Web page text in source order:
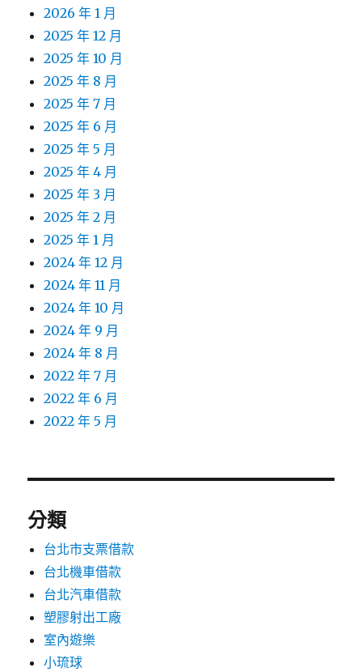
2026 年 1 月
2025 年 12 月
2025 年 10 月
2025 年 8 月
2025 年 7 月
2025 年 6 月
2025 年 5 月
2025 年 4 月
2025 年 3 月
2025 年 2 月
2025 年 1 月
2024 年 12 月
2024 年 11 月
2024 年 10 月
2024 年 9 月
2024 年 8 月
2022 年 7 月
2022 年 6 月
2022 年 5 月
分類
台北市支票借款
台北機車借款
台北汽車借款
塑膠射出工廠
室內遊樂
小琉球